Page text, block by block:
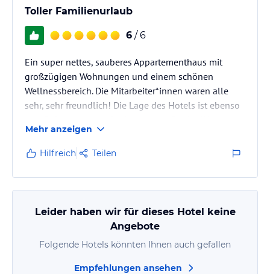
Toller Familienurlaub
6 / 6
Ein super nettes, sauberes Appartementhaus mit
großzügigen Wohnungen und einem schönen
Wellnessbereich. Die Mitarbeiter*innen waren alle
sehr, sehr freundlich! Die Lage des Hotels ist ebenso
kommen auf jeden Fall wieder!!
Mehr anzeigen
Hilfreich Teilen
Leider haben wir für dieses Hotel keine
Angebote
Folgende Hotels könnten Ihnen auch gefallen
Empfehlungen ansehen